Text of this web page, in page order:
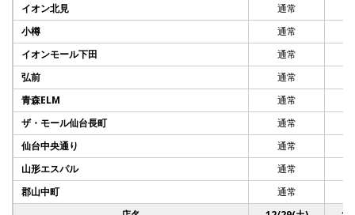
Facebook
JP EN
イオン北見
通常
小樽
通常
イオンモール下田
通常
弘前
通常
青森ELM
通常
ザ・モール仙台長町
通常
仙台中央通り
通常
山形エスパル
通常
郡山中町
通常